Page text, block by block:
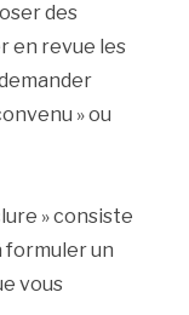
des
en revue les
» ou
» consiste
formuler un
vous